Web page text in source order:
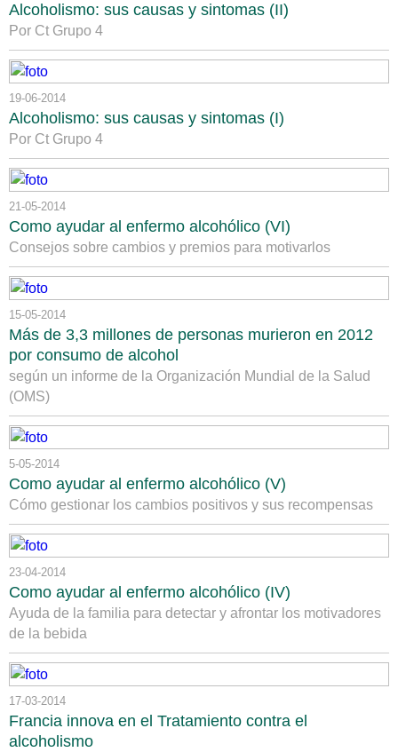
Alcoholismo: sus causas y sintomas (II)
Por Ct Grupo 4
19-06-2014
Alcoholismo: sus causas y sintomas (I)
Por Ct Grupo 4
21-05-2014
Como ayudar al enfermo alcohólico (VI)
Consejos sobre cambios y premios para motivarlos
15-05-2014
Más de 3,3 millones de personas murieron en 2012
por consumo de alcohol
según un informe de la Organización Mundial de la Salud
(OMS)
5-05-2014
Como ayudar al enfermo alcohólico (V)
Cómo gestionar los cambios positivos y sus recompensas
23-04-2014
Como ayudar al enfermo alcohólico (IV)
Ayuda de la familia para detectar y afrontar los motivadores
de la bebida
17-03-2014
Francia innova en el Tratamiento contra el
alcoholismo